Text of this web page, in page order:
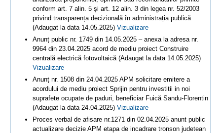
conform art. 7 alin. 5 și art. 12 alin. 3 din legea nr. 52/2003
privind transparența decizională în administrația publică
(Adaugat la data 14.05.2025) Vizualizare
Anunț public nr. 1749 din 14.05.2025 – anexa la adresa nr.
9964 din 23.04.2025 acord de mediu proiect Construire
centrală electrică fotovoltaică (Adaugat la data 14.05.2025)
Vizualizare
Anunț nr. 1508 din 24.04.2025 APM solicitare emitere a
acordului de mediu proiect Sprijin pentru investitii in noi
suprafete ocupate de paduri, beneficiar Fuică Sandu-Florentin
(Adaugat la data 24.04.2025) Vizualizare
Proces verbal de afisare nr.1271 din 02.04.2025 anunt public
actualizare decizie APM etapa de incadrare tronson judetean